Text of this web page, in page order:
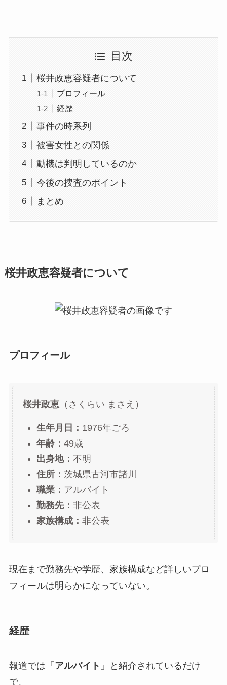
目次
桜井政恵容疑者について
プロフィール
経歴
事件の時系列
被害女性との関係
動機は判明しているのか
今後の捜査のポイント
まとめ
桜井政恵容疑者について
プロフィール
桜井政恵（さくらい まさえ）
生年月日： 1976年ごろ
年齢： 49歳
出身地： 不明
住所： 茨城県古河市諸川
職業： アルバイト
勤務先： 非公表
家族構成： 非公表
現在まで勤務先や学歴、家族構成など詳しいプロ
フィールは明らかになっていない。
経歴
報道では「 アルバイト 」と紹介されているだけ
で、